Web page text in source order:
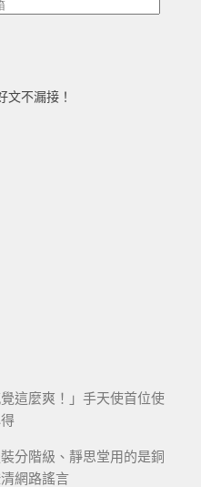
文不漏接！
覺這麼爽！」手天使首位使
分階級、靜思堂用的是銅
網路謠言